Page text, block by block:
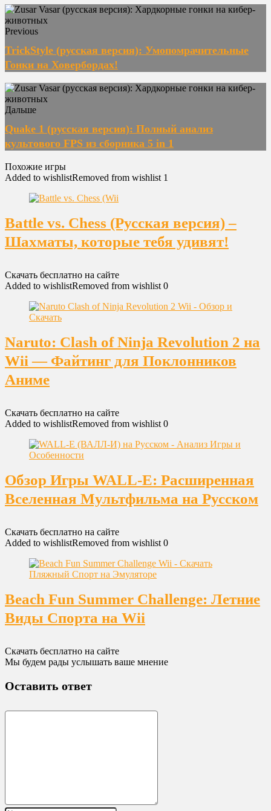
Previous
TrickStyle (русская версия): Умопомрачительные
Гонки на Ховербордах!
Дальше
Quake 1 (русская версия): Полный анализ
культового FPS из сборника 5 in 1
Похожие игры
Added to wishlistRemoved from wishlist 1
Battle vs. Chess (Русская версия) –
Шахматы, которые тебя удивят!
Скачать бесплатно на сайте
Added to wishlistRemoved from wishlist 0
Naruto: Clash of Ninja Revolution 2 на
Wii — Файтинг для Поклонников
Аниме
Скачать бесплатно на сайте
Added to wishlistRemoved from wishlist 0
Обзор Игры WALL-E: Расширенная
Вселенная Мультфильма на Русском
Скачать бесплатно на сайте
Added to wishlistRemoved from wishlist 0
Beach Fun Summer Challenge: Летние
Виды Спорта на Wii
Скачать бесплатно на сайте
Мы будем рады услышать ваше мнение
Оставить ответ